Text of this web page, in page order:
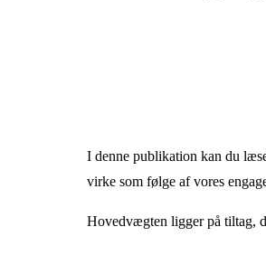
I denne publikation kan du
virke som følge af vores
Hovedvægten ligger på tiltag,